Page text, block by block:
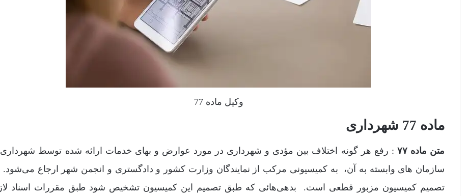
وکیل ماده 77
ماده 77 شهرداری
متن ماده ۷۷
: رفع هر گونه اختلاف بین مؤدی و شهرداری در مورد عوارض و بهای خدمات ارائه شده توسط
سازمان های وابسته به آن، به کمیسیونی مرکب از نمایندگان وزارت کشور و دادگستری و انجمن شهر ‌ارجاع
تصمیم کمیسیون مزبور قطعی است. بدهی‌هائی که طبق تصمیم این کمیسیون تشخیص شود طبق مقررات اسناد